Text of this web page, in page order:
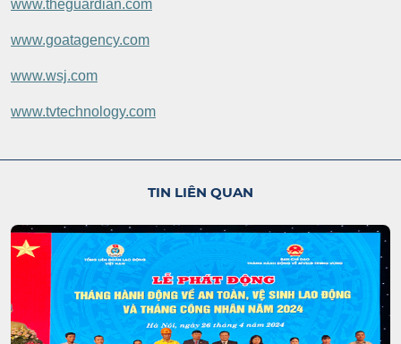
www.theguardian.com
www.goatagency.com
www.wsj.com
www.tvtechnology.com
TIN LIÊN QUAN